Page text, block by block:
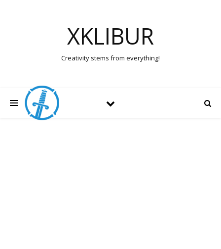
XKLIBUR
Creativity stems from everything!